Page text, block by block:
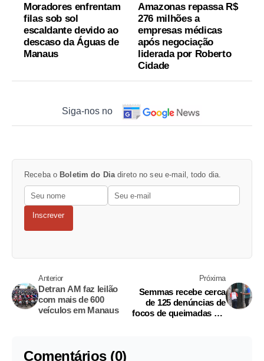
Moradores enfrentam
filas sob sol
escaldante devido ao
descaso da Águas de
Manaus
Amazonas repassa R$
276 milhões a
empresas médicas
após negociação
liderada por Roberto
Cidade
Siga-nos no
Receba o Boletim do Dia direto no seu e-mail, todo dia.
Inscrever
Anterior
Detran AM faz leilão
com mais de 600
veículos em Manaus
Próxima
Semmas recebe cerca
de 125 denúncias de
focos de queimadas em
Comentários (0)